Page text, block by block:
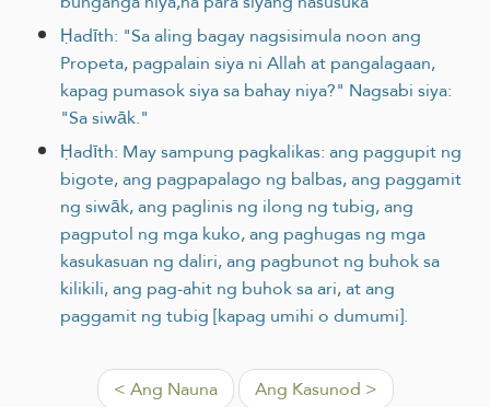
Ḥadīth: "Sa aling bagay nagsisimula noon ang
Propeta, pagpalain siya ni Allah at pangalagaan,
kapag pumasok siya sa bahay niya?" Nagsabi siya:
"Sa siwāk."
Ḥadīth: May sampung pagkalikas: ang paggupit ng
bigote, ang pagpapalago ng balbas, ang paggamit
ng siwāk, ang paglinis ng ilong ng tubig, ang
pagputol ng mga kuko, ang paghugas ng mga
kasukasuan ng daliri, ang pagbunot ng buhok sa
kilikili, ang pag-ahit ng buhok sa ari, at ang
paggamit ng tubig [kapag umihi o dumumi].
< Ang Nauna Ang Kasunod >